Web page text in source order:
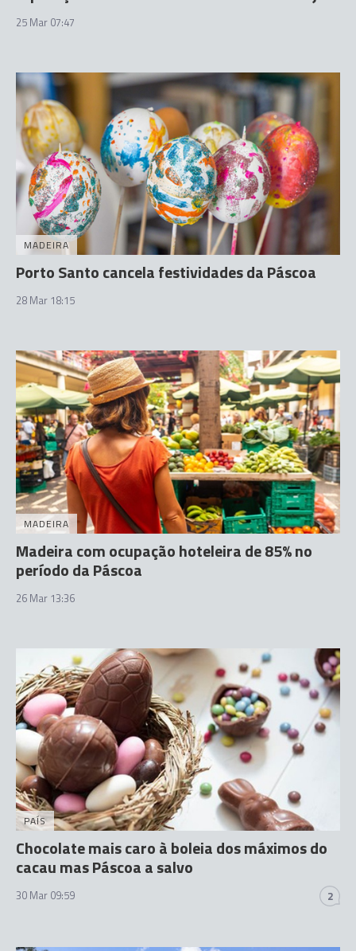
25 Mar 07:47
MADEIRA
Porto Santo cancela festividades da Páscoa
28 Mar 18:15
MADEIRA
Madeira com ocupação hoteleira de 85% no
período da Páscoa
26 Mar 13:36
PAÍS
Chocolate mais caro à boleia dos máximos do
cacau mas Páscoa a salvo
30 Mar 09:59 2